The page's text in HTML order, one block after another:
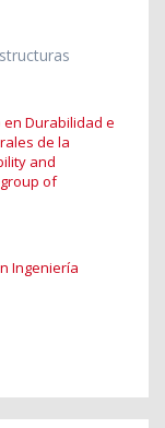
Durabilidad e
de la
and
of
Ingeniería